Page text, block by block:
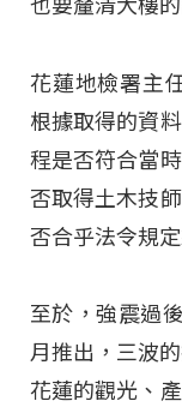
也要釐清大樓
花蓮地檢署主
根據取得的資
程是否符合當
否取得土木技
否合乎法令規定
至於，強震過
月推出，三波
花蓮的觀光、